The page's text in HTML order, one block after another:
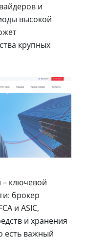
и
высокой
крупных
ключевой
брокер
и ASIC,
и хранения
есть важный